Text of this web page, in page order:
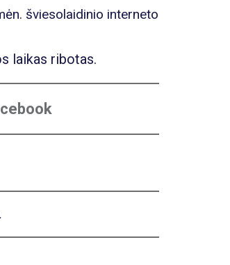
šviesolaidinio interneto
laikas ribotas.